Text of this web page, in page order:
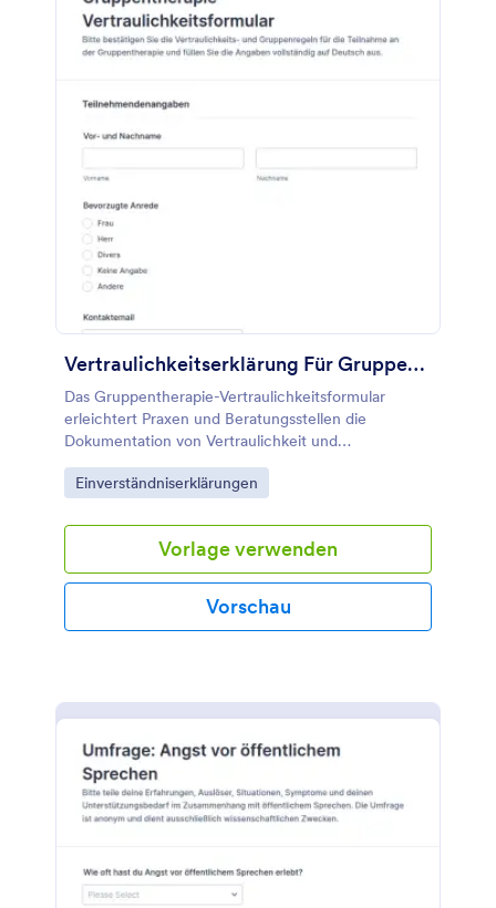
Vertraulichkeitserklärung Für Gruppentherapie Formular
Das Gruppentherapie-Vertraulichkeitsformular
erleichtert Praxen und Beratungsstellen die
Dokumentation von Vertraulichkeit und
Gruppenregeln vor dem Start einer
Gruppentherapie und unterstützt eine konsistente
Go to Category:
Einverständniserklärungen
Vorlage verwenden
Vorschau